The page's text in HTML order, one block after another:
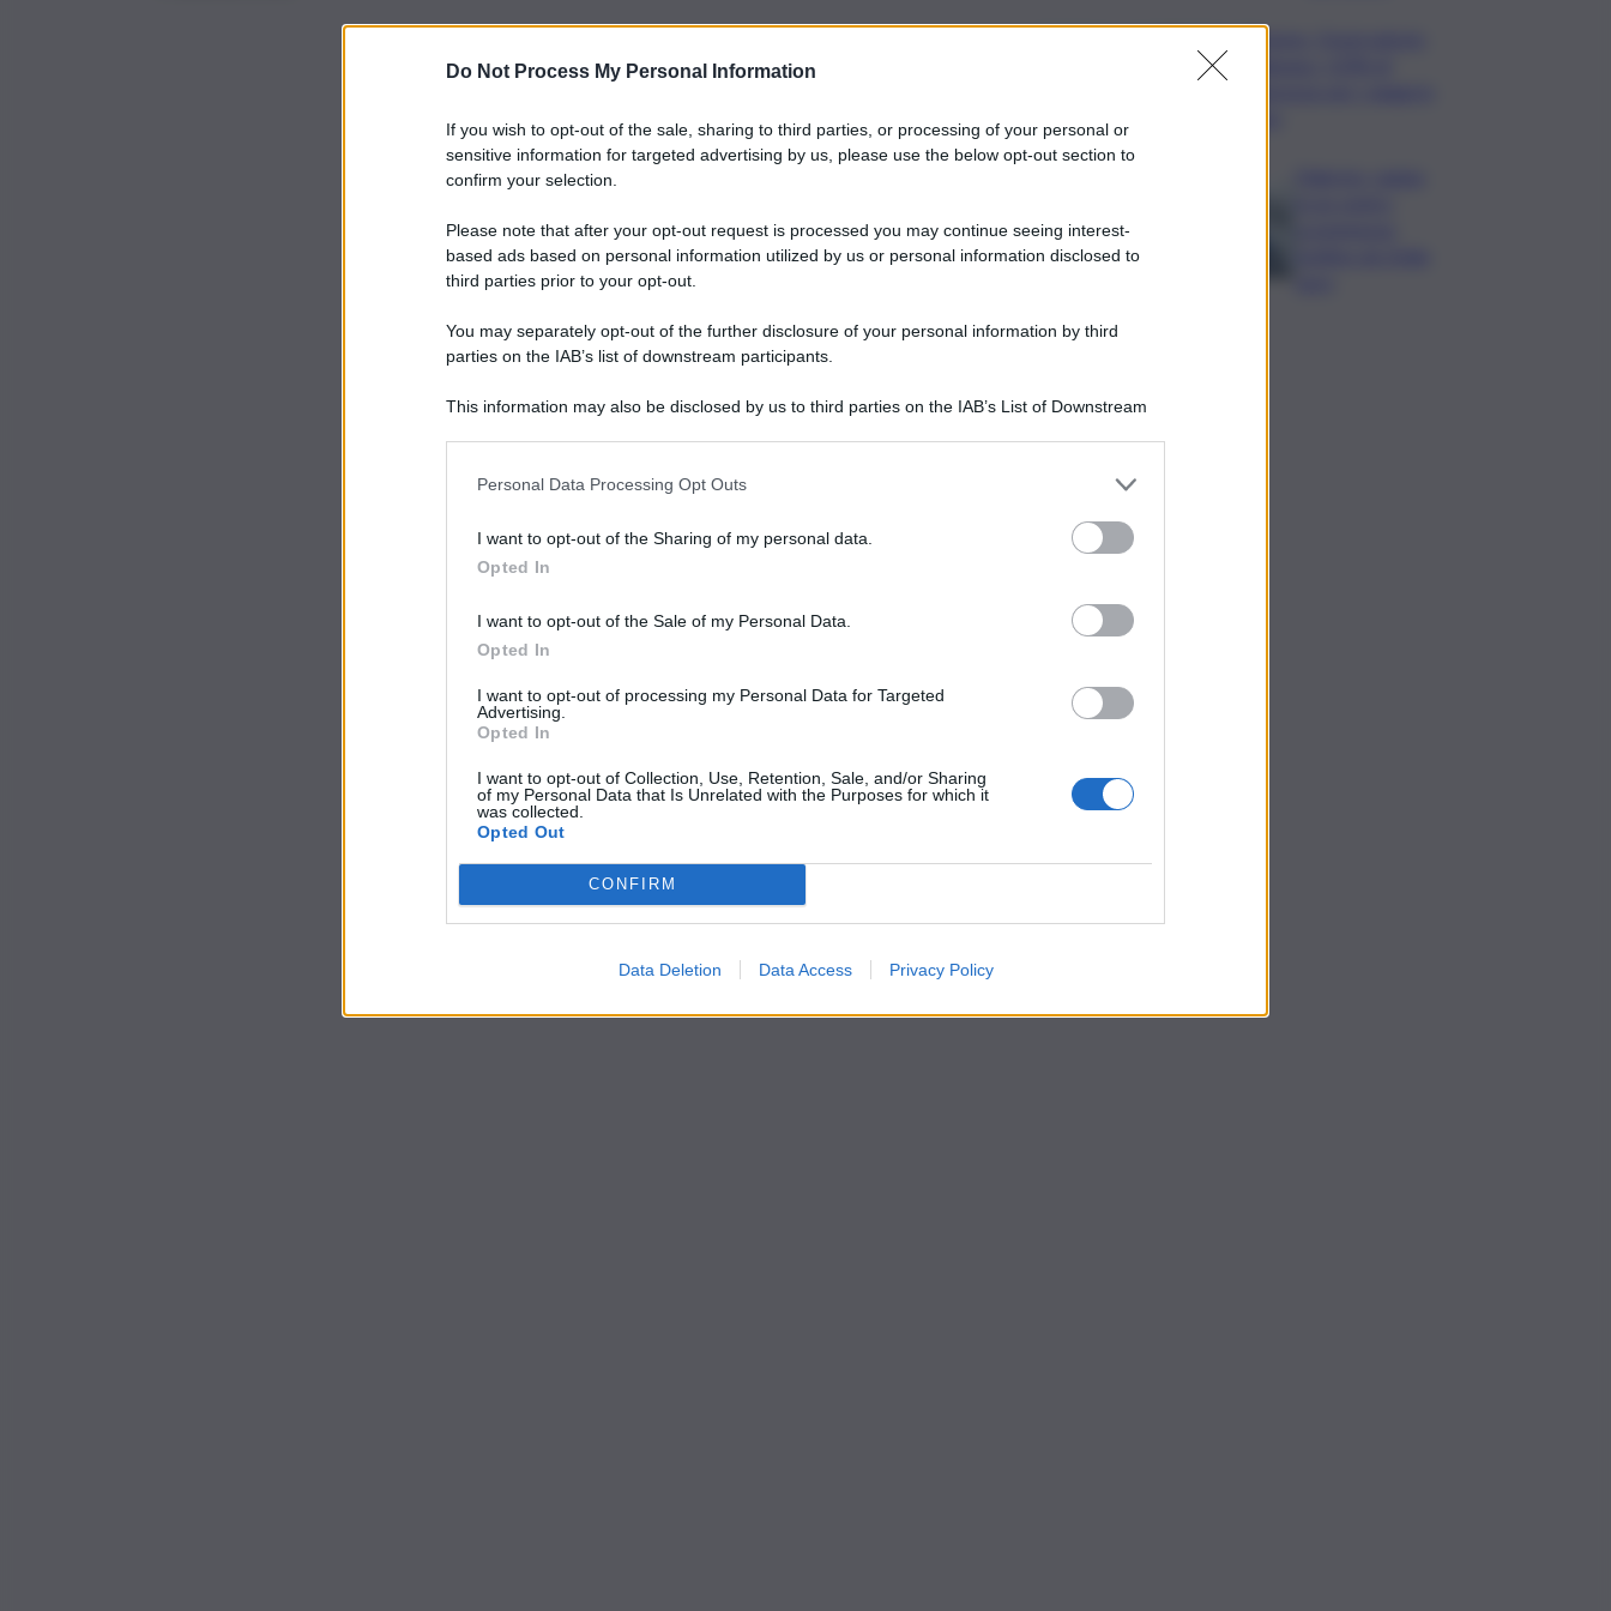
Do Not Process My Personal Information
If you wish to opt-out of the sale, sharing to third parties, or processing of your personal or
sensitive information for targeted advertising by us, please use the below opt-out section to
confirm your selection.
Please note that after your opt-out request is processed you may continue seeing interest-
based ads based on personal information utilized by us or personal information disclosed to
third parties prior to your opt-out.
You may separately opt-out of the further disclosure of your personal information by third
parties on the IAB’s list of downstream participants.
This information may also be disclosed by us to third parties on the IAB’s List of Downstream
Personal Data Processing Opt Outs
I want to opt-out of the Sharing of my personal data.
Opted In
I want to opt-out of the Sale of my Personal Data.
Opted In
I want to opt-out of processing my Personal Data for Targeted
Advertising.
Opted In
I want to opt-out of Collection, Use, Retention, Sale, and/or Sharing
of my Personal Data that Is Unrelated with the Purposes for which it
was collected.
Opted Out
CONFIRM
Data Deletion Data Access Privacy Policy
Turismo, Osservatorio